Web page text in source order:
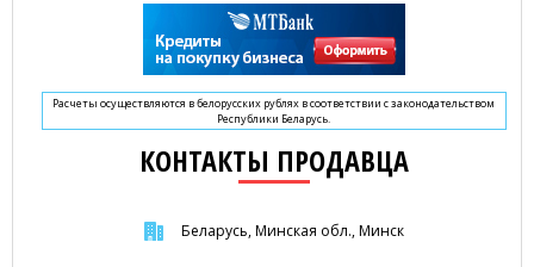
Расчеты осуществляются в белорусских рублях в соответствии с законодательством
Республики Беларусь.
КОНТАКТЫ ПРОДАВЦА
Беларусь, Минская обл., Минск